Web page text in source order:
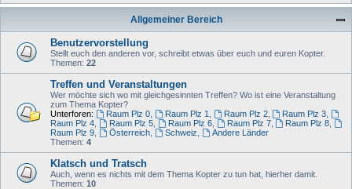
Allgemeiner Bereich
Benutzervorstellung
Stellt euch den anderen vor, schreibt etwas über euch und euren Kopter.
Themen: 22
Treffen und Veranstaltungen
Wer möchte sich wo mit gleichgesinnten Treffen? Wo ist eine Veranstaltung
zum Thema Kopter?
Unterforen:
Raum Plz 0, Raum Plz 1 Raum Plz 2, Raum Plz 3
Raum Plz 4
Raum Plz 5, Raum Plz 6, Raum Plz 7, Raum Plz 8
Raum Plz 9
Österreich, Schweiz
Andere Länder
Themen: 4
Klatsch und Tratsch
Auch, wenn es nichts mit dem Thema Kopter zu tun hat, hierher damit.
Themen: 10